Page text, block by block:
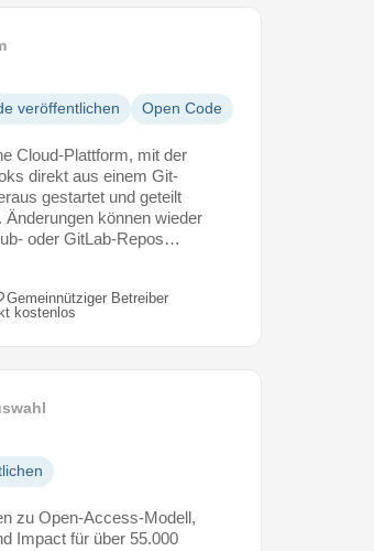
veröffentlichen Open Code
Cloud-Plattform, mit der
direkt aus einem Git-
gestartet und geteilt
Änderungen können wieder
oder GitLab-Repos…
Gemeinnütziger Betreiber
kostenlos
zu Open-Access-Modell,
Impact für über 55.000